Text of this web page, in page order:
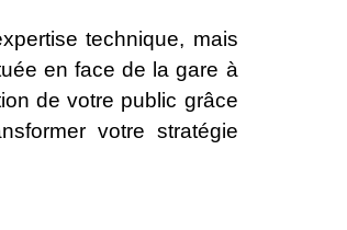
technique, mais
en face de la gare à
de votre public grâce
votre stratégie